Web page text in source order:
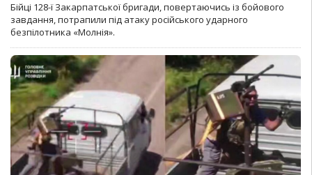
Бійці 128-ї Закарпатської бригади, повертаючись із бойового
завдання, потрапили під атаку російського ударного
безпілотника «Молнія».